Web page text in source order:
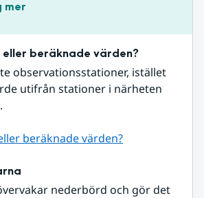
mer
beräknade värden?
observationsstationer, istället
utifrån stationer i närheten
beräknade värden?
nederbörd och gör det